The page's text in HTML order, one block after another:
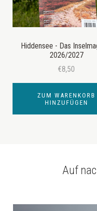
Hiddensee - Das
2026/2027
€8,50
ZUM WARENKORB
HINZUFÜGEN
Auf